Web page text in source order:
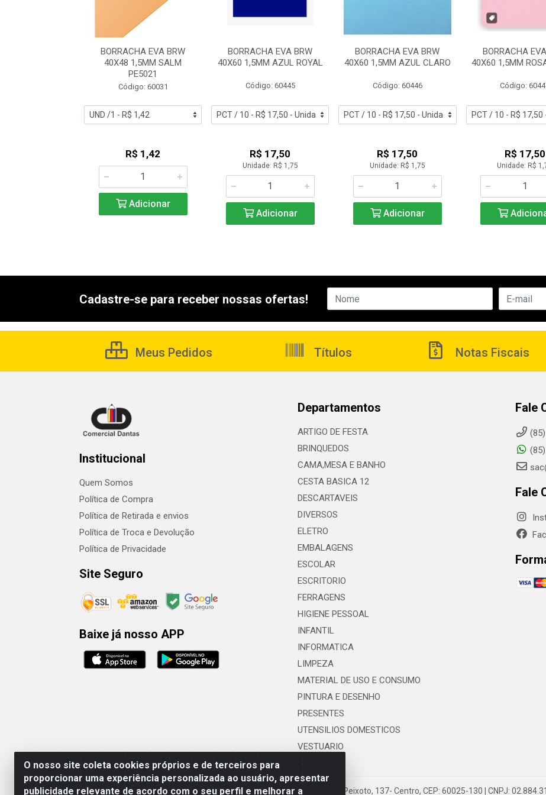
BORRACHA EVA BRW
40X48 1,5MM SALM
PE5021
Código: 60031
R$ 1,42
Adicionar
BORRACHA EVA BRW
40X60 1,5MM AZUL ROYAL
Código: 60445
R$ 17,50
Unidade: R$ 1,75
Adicionar
BORRACHA EVA BRW
40X60 1,5MM AZUL CLARO
Código: 60446
R$ 17,50
Unidade: R$ 1,75
Adicionar
BORRACHA
40X60 1,5MM
Código:
R$ 17,50
Unidade: R$
O nosso site coleta cookies próprios e de terceiros para
proporcionar uma experiência personalizada ao usuário, apresentar
publicidade relevante de acordo com o seu perfil e melhorar a
Cadastre-se para receber nossas ofertas!
Meus Pedidos Títulos Notas Fiscais
Institucional
Quem Somos
Política de Compra
Política de Retirada e envios
Política de Troca e Devolução
Política de Privacidade
Site Seguro
Baixe já nosso APP
Departamentos
ARTIGO DE FESTA
BRINQUEDOS
CAMA,MESA E BANHO
CESTA BASICA 12
DESCARTAVEIS
DIVERSOS
ELETRO
EMBALAGENS
ESCOLAR
ESCRITORIO
FERRAGENS
HIGIENE PESSOAL
INFANTIL
INFORMATICA
LIMPEZA
MATERIAL DE USO E CONSUMO
PINTURA E DESENHO
PRESENTES
UTENSILIOS DOMESTICOS
VESTUARIO
Fale
Fale
Rafael & Dantas LTDA - Rua Floriano Peixoto, 137- Centro, CEP: 60025-130 | CNPJ: